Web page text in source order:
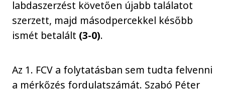
labdaszerzést követően újabb találatot
szerzett, majd másodpercekkel később
ismét betalált (3-0).
Az 1. FCV a folytatásban sem tudta felvenni
a mérkőzés fordulatszámát. Szabó Péter